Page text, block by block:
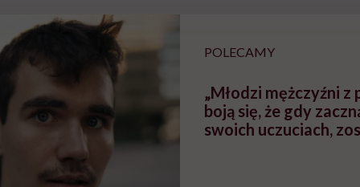
pracy
POLECAMY
„Młodzi mężczyźni z
boją się, że gdy
swoich uczuciach,